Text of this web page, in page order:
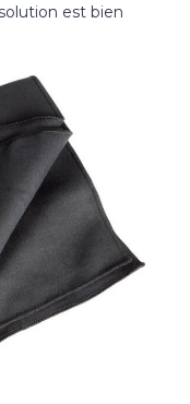
est bien